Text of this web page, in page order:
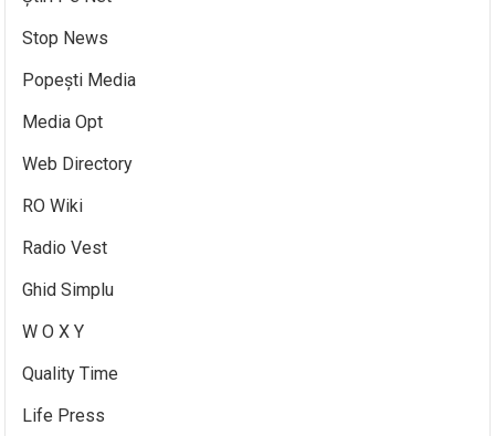
Stop News
Popești Media
Media Opt
Web Directory
RO Wiki
Radio Vest
Ghid Simplu
W O X Y
Quality Time
Life Press